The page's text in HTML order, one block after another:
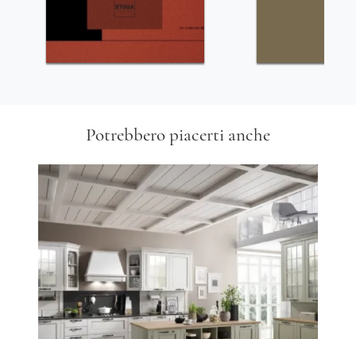
Potrebbero piacerti anche